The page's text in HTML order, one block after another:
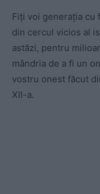
Fiți voi generația cu
din cercul vicios al
astăzi, pentru
mândria de a fi un
vostru onest făcut
XII-a.